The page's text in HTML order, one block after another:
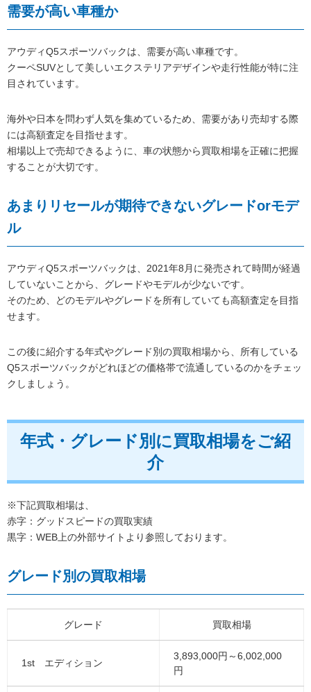
需要が高い車種か
アウディQ5スポーツバックは、需要が高い車種です。
クーペSUVとして美しいエクステリアデザインや走行性能が特に注
目されています。
海外や日本を問わず人気を集めているため、需要があり売却する際
には高額査定を目指せます。
相場以上で売却できるように、車の状態から買取相場を正確に把握
することが大切です。
あまりリセールが期待できないグレードorモデ
ル
アウディQ5スポーツバックは、2021年8月に発売されて時間が経過
していないことから、グレードやモデルが少ないです。
そのため、どのモデルやグレードを所有していても高額査定を目指
せます。
この後に紹介する年式やグレード別の買取相場から、所有している
Q5スポーツバックがどれほどの価格帯で流通しているのかをチェッ
クしましょう。
年式・グレード別に買取相場をご紹
介
※下記買取相場は、
赤字：グッドスピードの買取実績
黒字：WEB上の外部サイトより参照しております。
グレード別の買取相場
グレード 買取相場
1st エディション
3,893,000円～6,002,000
円